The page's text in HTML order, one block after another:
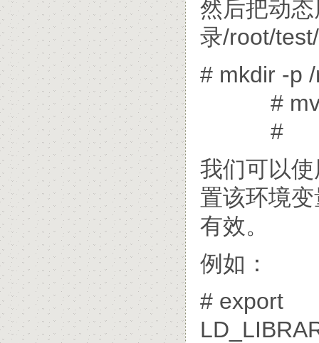
然后把动
录/root/
# mkdir -p
# mv
#
我们可以
置该环境
有效。
例如：
# export